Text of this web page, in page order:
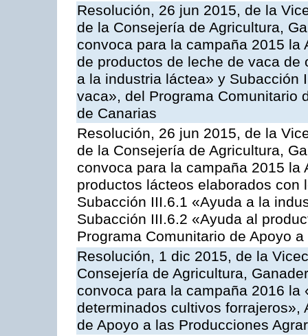
Resolución, 26 jun 2015, de la
de la Consejería de Agricultura,
convoca para la campaña 2015
de productos de leche de vaca
a la industria láctea» y Subacción
vaca», del Programa Comunitario
de Canarias
Resolución, 26 jun 2015, de la
de la Consejería de Agricultura,
convoca para la campaña 2015
productos lácteos elaborados
Subacción III.6.1 «Ayuda a la
Subacción III.6.2 «Ayuda al
Programa Comunitario de Apoyo
Resolución, 1 dic 2015, de la
Consejería de Agricultura,
convoca para la campaña 2016 la
determinados cultivos forrajeros»,
de Apoyo a las Producciones